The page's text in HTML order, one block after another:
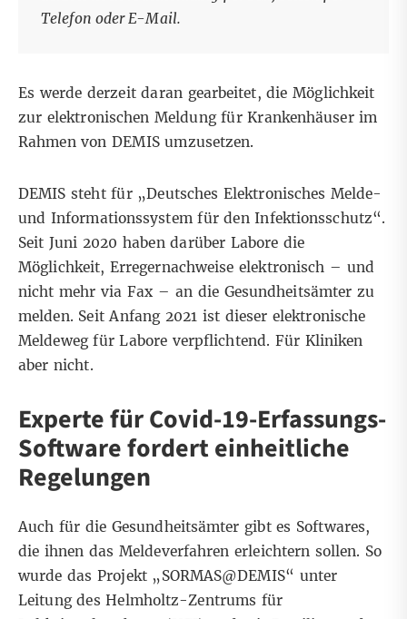
Telefon oder E-Mail.
Es werde derzeit daran gearbeitet, die Möglichkeit
zur elektronischen Meldung für Krankenhäuser im
Rahmen von DEMIS umzusetzen.
DEMIS steht für „Deutsches Elektronisches Melde-
und Informationssystem für den Infektionsschutz“.
Seit Juni 2020 haben darüber Labore die
Möglichkeit, Erregernachweise elektronisch – und
nicht mehr via Fax – an die Gesundheitsämter zu
melden. Seit Anfang 2021 ist dieser elektronische
Meldeweg für Labore verpflichtend. Für Kliniken
aber nicht.
Experte für Covid-19-Erfassungs-
Software fordert einheitliche
Regelungen
Auch für die Gesundheitsämter gibt es Softwares,
die ihnen das Meldeverfahren erleichtern sollen. So
wurde das Projekt „SORMAS@DEMIS“ unter
Leitung des Helmholtz-Zentrums für